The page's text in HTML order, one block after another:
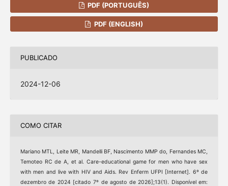
PDF (PORTUGUÊS)
PDF (ENGLISH)
PUBLICADO
2024-12-06
COMO CITAR
Mariano MTL, Leite MR, Mandelli BF, Nascimento MMP do, Fernandes MC,
Temoteo RC de A, et al. Care-educational game for men who have sex
with men and live with HIV and Aids. Rev Enferm UFPI [Internet]. 6º de
dezembro de 2024 [citado 7º de agosto de 2026];13(1). Disponível em: